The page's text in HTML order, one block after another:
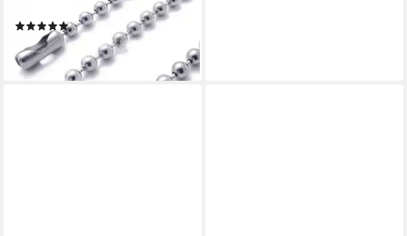
classic (Set), 4tlg. Set
(1)
79,99 €
lieferbar - in 3-4 Werktagen bei dir